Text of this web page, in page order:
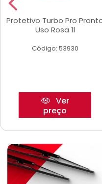
Protetivo Turbo Pro
Uso Rosa 1l
Código: 53930
Ver
preço